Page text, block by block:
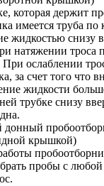
которая держит
имеется труба по
жидкостью снизу
натяжении троса
ослаблении
за счет того что
жидкости
трубке снизу
крышкой)
пробы с